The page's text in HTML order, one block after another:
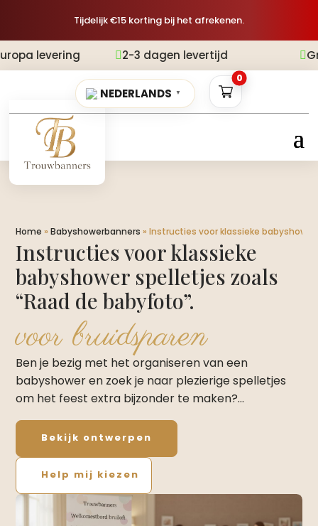
Tijdelijk €15 korting bij het afrekenen.
2-3 dagen levertijd Gratis
NEDERLANDS ▼
0
Home »Babyshowerbanners »Instructies voor klassieke
Instructies voor klassieke
babyshower spelletjes zoals
“Raad de babyfoto”.​
voor bruidsparen
Ben je bezig met het organiseren van een
babyshower en zoek je naar plezierige spelletjes
om het feest extra bijzonder te maken?…
Bekijk ontwerpen
Help mij kiezen